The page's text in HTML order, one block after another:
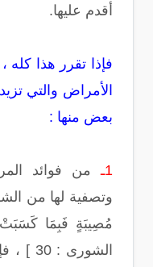
أقدم عليها.
فإذا تقرر هذا كله
الأمراض والتي
بعض منها :
1ـ من فوائد
وتصفية لها من
مُصِيبَةٍ فَبِمَا